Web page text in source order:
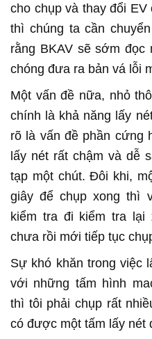
cho chụp và thay đổi
thì chúng ta cần
rằng BKAV sẽ sớm đọc
chóng đưa ra bản vá lỗi
Một vấn đề nữa, nhỏ
chính là khả năng lấy
rõ là vấn đề phần cứng
lấy nét rất chậm và dễ
tạp một chút. Đôi khi,
giây để chụp xong thì
kiểm tra đi kiểm tra lại
chưa rồi mới tiếp tục
Sự khó khăn trong việc
với những tấm hình
thì tôi phải chụp rất
có được một tấm lấy nét